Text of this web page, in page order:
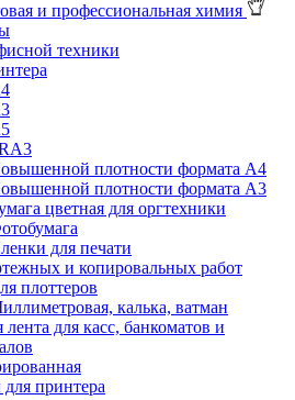
и профессиональная химия
техники
плотности формата А4
плотности формата А3
цветная для оргтехники
для печати
и копировальных работ
плоттеров
калька, ватман
лента для касс, банкоматов и
принтера